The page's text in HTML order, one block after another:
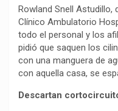
Rowland Snell
Clínico Ambulatorio
todo el personal y los
pidió que saquen los
con una manguera de
con aquella casa, se
Descartan